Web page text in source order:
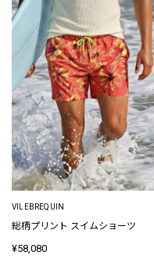
VILEBREQUIN
総柄プリント スイムショーツ
¥58,080